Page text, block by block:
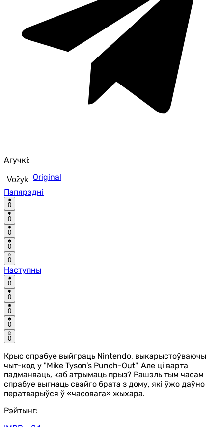
Агучкі:
Vožyk
Original
Папярэдні
0
0
0
0
0
Наступны
0
0
0
0
0
Крыс спрабуе выйграць Nintendo, выкарыстоўваючы
чыт-код у "Mike Tyson’s Punch-Out". Але ці варта
падманваць, каб атрымаць прыз? Рашэль тым часам
спрабуе выгнаць свайго брата з дому, які ўжо даўно
ператварыўся ў «часовага» жыхара.
Рэйтынг: